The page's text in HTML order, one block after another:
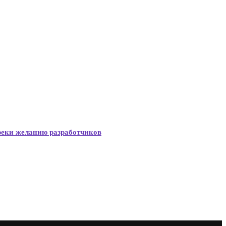
желанию разработчиков